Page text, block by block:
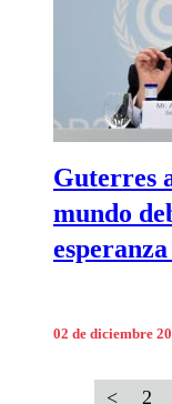
Guterres
mundo
02 de diciembre
< 2